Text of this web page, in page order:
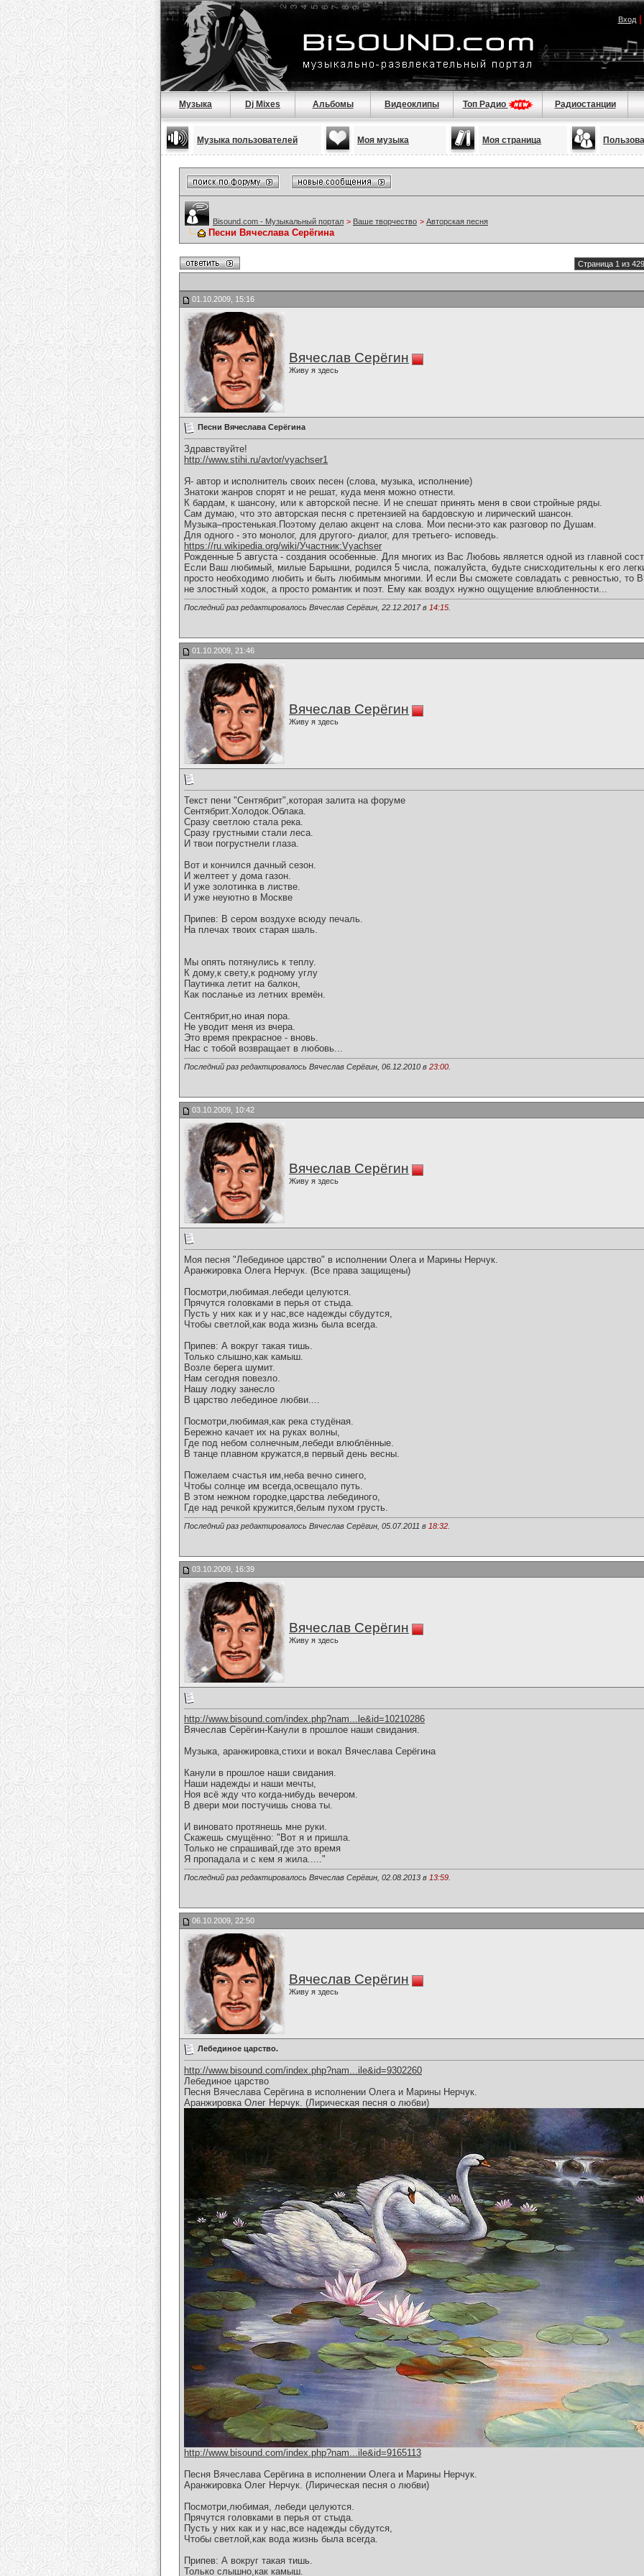
Вход|
Музыка Dj Mixes Альбомы Видеоклипы Топ Радио Радиостанции
Музыка пользователей Моя музыка Моя страница
Bisound.com - Музыкальный портал > Ваше творчество > Авторская песня
Песни Вячеслава Серёгина
Страница 1 из 429
01.10.2009, 15:16
Вячеслав Серёгин
Живу я здесь
Песни Вячеслава Серёгина
Здравствуйте!
http://www.stihi.ru/avtor/vyachser1
Я- автор и исполнитель своих песен (слова, музыка, исполнение)
Знатоки жанров спорят и не решат, куда меня можно отнести.
К бардам, к шансону, или к авторской песне. И не спешат принять меня в свои стройные ряды.
Сам думаю, что это авторская песня с претензией на бардовскую и лирический шансон.
Музыка–простенькая.Поэтому делаю акцент на слова. Мои песни-это как разговор по Душам.
Для одного - это монолог, для другого- диалог, для третьего- исповедь.
https://ru.wikipedia.org/wiki/Участник:Vyachser
Рожденные 5 августа - создания особенные. Для многих из Вас Любовь является одной из главной
Если Ваш любимый, милые Барышни, родился 5 числа, пожалуйста, будьте снисходительны к его
просто необходимо любить и быть любимым многими. И если Вы сможете совладать с ревностью, то
не злостный ходок, а просто романтик и поэт. Ему как воздух нужно ощущение влюбленности...
Последний раз редактировалось Вячеслав Серёгин, 22.12.2017 в 14:15
01.10.2009, 21:46
Вячеслав Серёгин
Живу я здесь
Текст пени "Сентябрит",которая залита на форуме
Сентябрит.Холодок.Облака.
Сразу светлою стала река.
Сразу грустными стали леса.
И твои погрустнели глаза.
Вот и кончился дачный сезон.
И желтеет у дома газон.
И уже золотинка в листве.
И уже неуютно в Москве
Припев: В сером воздухе всюду печаль.
На плечах твоих старая шаль.
Мы опять потянулись к теплу.
К дому,к свету,к родному углу
Паутинка летит на балкон,
Как посланье из летних времён.
Сентябрит,но иная пора.
Не уводит меня из вчера.
Это время прекрасное - вновь.
Нас с тобой возвращает в любовь...
Последний раз редактировалось Вячеслав Серёгин, 06.12.2010 в 23:00
03.10.2009, 10:42
Вячеслав Серёгин
Живу я здесь
Моя песня "Лебединое царство" в исполнении Олега и Марины Нерчук.
Аранжировка Олега Нерчук. (Все права защищены)
Посмотри,любимая.лебеди целуются.
Прячутся головками в перья от стыда.
Пусть у них как и у нас,все надежды сбудутся,
Чтобы светлой,как вода жизнь была всегда.
Припев: А вокруг такая тишь.
Только слышно,как камыш.
Возле берега шумит.
Нам сегодня повезло.
Нашу лодку занесло
В царство лебединое любви....
Посмотри,любимая,как река студёная.
Бережно качает их на руках волны,
Где под небом солнечным,лебеди влюблённые.
В танце плавном кружатся,в первый день весны.
Пожелаем счастья им,неба вечно синего,
Чтобы солнце им всегда,освещало путь.
В этом нежном городке,царства лебединого,
Где над речкой кружится,белым пухом грусть.
Последний раз редактировалось Вячеслав Серёгин, 05.07.2011 в 18:32
03.10.2009, 16:39
Вячеслав Серёгин
Живу я здесь
http://www.bisound.com/index.php?nam...le&id=10210286
Вячеслав Серёгин-Канули в прошлое наши свидания.
Музыка, аранжировка,стихи и вокал Вячеслава Серёгина
Канули в прошлое наши свидания.
Наши надежды и наши мечты,
Ноя всё жду что когда-нибудь вечером.
В двери мои постучишь снова ты.
И виновато протянешь мне руки.
Скажешь смущённо: "Вот я и пришла.
Только не спрашивай,где это время
Я пропадала и с кем я жила....."
Последний раз редактировалось Вячеслав Серёгин, 02.08.2013 в 13:59
06.10.2009, 22:50
Вячеслав Серёгин
Живу я здесь
Лебединое царство.
http://www.bisound.com/index.php?nam...ile&id=9302260
Лебединое царство
Песня Вячеслава Серёгина в исполнении Олега и Марины Нерчук.
Аранжировка Олег Нерчук. (Лирическая песня о любви)
http://www.bisound.com/index.php?nam...ile&id=9165113
Песня Вячеслава Серёгина в исполнении Олега и Марины Нерчук.
Аранжировка Олег Нерчук. (Лирическая песня о любви)
Посмотри,любимая, лебеди целуются.
Прячутся головками в перья от стыда.
Пусть у них как и у нас,все надежды сбудутся,
Чтобы светлой,как вода жизнь была всегда.
Припев: А вокруг такая тишь.
Только слышно,как камыш.